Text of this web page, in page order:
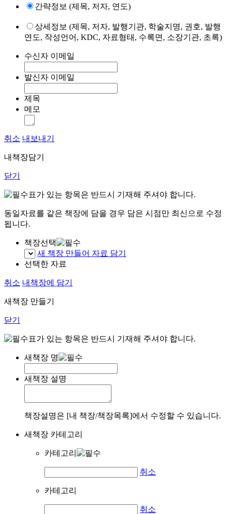
간략정보 (제목, 저자, 연도)
상세정보 (제목, 저자, 발행기관, 학술지명, 권호, 발행
연도, 작성언어, KDC, 자료형태, 수록면, 소장기관, 초록)
수신자 이메일
발신자 이메일
제목
메모
취소 내보내기
내책장담기
닫기
표가 있는 항목은 반드시 기재해 주셔야 합니다.
동일자료를 같은 책장에 담을 경우 담은 시점만 최신으로 수정
됩니다.
책장선택
새 책장 만들어 자료 담기
선택한 자료
취소 내책장에 담기
새책장 만들기
닫기
표가 있는 항목은 반드시 기재해 주셔야 합니다.
새책장 명
새책장 설명
책장설명은 [내 책장/책장목록]에서 수정할 수 있습니다.
새책장 카테고리
카테고리
취소
카테고리
취소